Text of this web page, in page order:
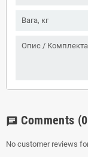
Вага, кг
Опис /
chat Comments
No customer reviews